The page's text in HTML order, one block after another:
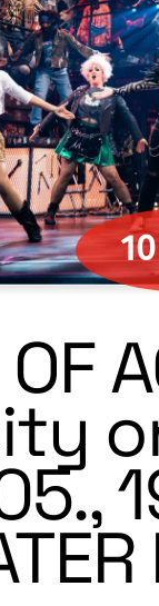
10
OF